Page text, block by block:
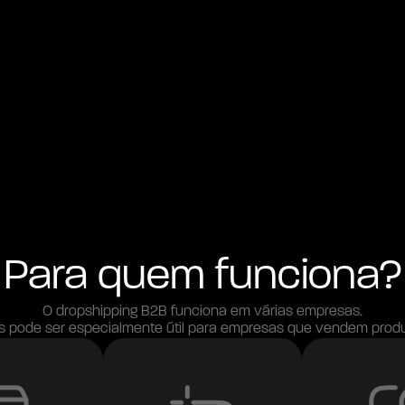
Para quem funciona?
O dropshipping B2B funciona em várias empresas.
pode ser especialmente útil para empresas que vendem